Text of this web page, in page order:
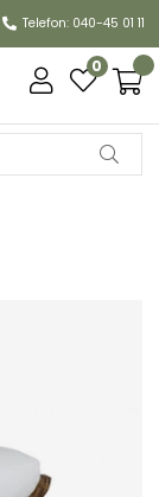
Telefon: 040-45 01 11
0